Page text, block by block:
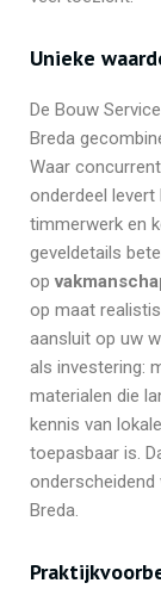
Unieke
De Bouw
Breda
Waar
onderdeel levert
timmerwerk en
geveldetails
op
op maat
aansluit op uw
als investering:
materialen die
kennis van
toepasbaar is.
onderscheidend
Breda.